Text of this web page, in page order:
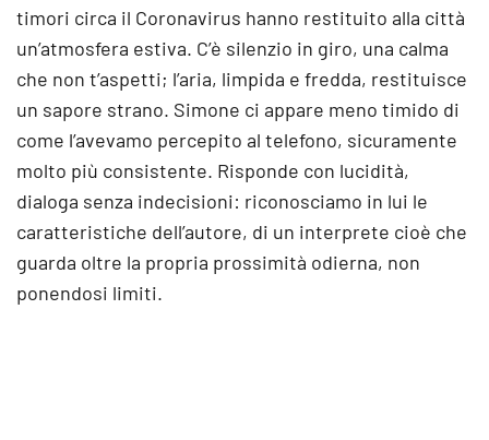
timori circa il Coronavirus hanno restituito alla città
un’atmosfera estiva. C’è silenzio in giro, una calma
che non t’aspetti; l’aria, limpida e fredda, restituisce
un sapore strano. Simone ci appare meno timido di
come l’avevamo percepito al telefono, sicuramente
molto più consistente. Risponde con lucidità,
dialoga senza indecisioni: riconosciamo in lui le
caratteristiche dell’autore, di un interprete cioè che
guarda oltre la propria prossimità odierna, non
ponendosi limiti.